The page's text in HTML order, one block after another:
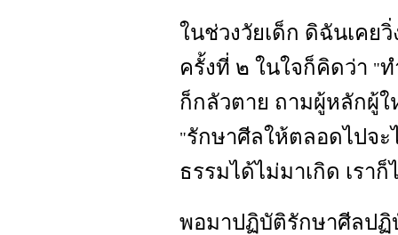
ในช่วงวัยเด็ก ดิฉันเคย
ครั้งที่ ๒ ในใจก็คิดว่า "ท
ก็กลัวตาย ถามผู้หลักผู้
"รักษาศีลให้ตลอดไปจะ
ธรรมได้ไม่มาเกิด เราก็
พอมาปฏิบัติรักษาศีลปฏิ